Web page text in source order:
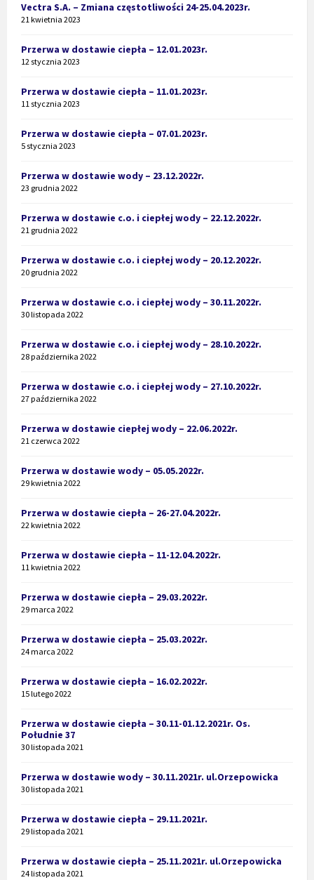
Vectra S.A. – Zmiana częstotliwości 24-25.04.2023r.
21 kwietnia 2023
Przerwa w dostawie ciepła – 12.01.2023r.
12 stycznia 2023
Przerwa w dostawie ciepła – 11.01.2023r.
11 stycznia 2023
Przerwa w dostawie ciepła – 07.01.2023r.
5 stycznia 2023
Przerwa w dostawie wody – 23.12.2022r.
23 grudnia 2022
Przerwa w dostawie c.o. i ciepłej wody – 22.12.2022r.
21 grudnia 2022
Przerwa w dostawie c.o. i ciepłej wody – 20.12.2022r.
20 grudnia 2022
Przerwa w dostawie c.o. i ciepłej wody – 30.11.2022r.
30 listopada 2022
Przerwa w dostawie c.o. i ciepłej wody – 28.10.2022r.
28 października 2022
Przerwa w dostawie c.o. i ciepłej wody – 27.10.2022r.
27 października 2022
Przerwa w dostawie ciepłej wody – 22.06.2022r.
21 czerwca 2022
Przerwa w dostawie wody – 05.05.2022r.
29 kwietnia 2022
Przerwa w dostawie ciepła – 26-27.04.2022r.
22 kwietnia 2022
Przerwa w dostawie ciepła – 11-12.04.2022r.
11 kwietnia 2022
Przerwa w dostawie ciepła – 29.03.2022r.
29 marca 2022
Przerwa w dostawie ciepła – 25.03.2022r.
24 marca 2022
Przerwa w dostawie ciepła – 16.02.2022r.
15 lutego 2022
Przerwa w dostawie ciepła – 30.11-01.12.2021r. Os.
Południe 37
30 listopada 2021
Przerwa w dostawie wody – 30.11.2021r. ul.Orzepowicka
30 listopada 2021
Przerwa w dostawie ciepła – 29.11.2021r.
29 listopada 2021
Przerwa w dostawie ciepła – 25.11.2021r. ul.Orzepowicka
24 listopada 2021